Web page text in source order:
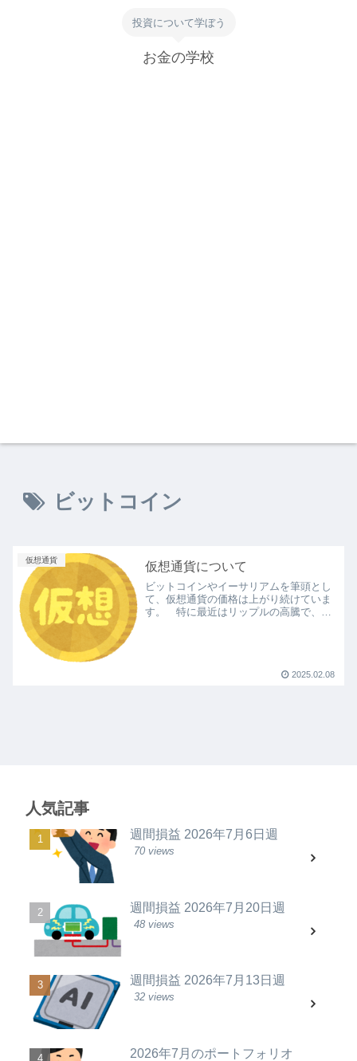
投資について学ぼう
お金の学校
ビットコイン
仮想通貨 仮想通貨について
ビットコインやイーサリアムを筆頭とし
て、仮想通貨の価格は上がり続けていま
す。 特に最近はリップルの高騰で、資
2025.02.08
人気記事
週間損益 2026年7月6日週
70 views
週間損益 2026年7月20日週
48 views
週間損益 2026年7月13日週
32 views
2026年7月のポートフォリオ